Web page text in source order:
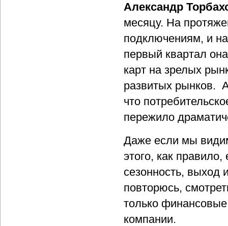
Александр
месяцу. На
подключениям, и
первый квартал
карт на зрелых
развитых рынков.
что
пережило
Даже если мы
этого, как
сезонность, выход
повторюсь,
только финансовые
компании.